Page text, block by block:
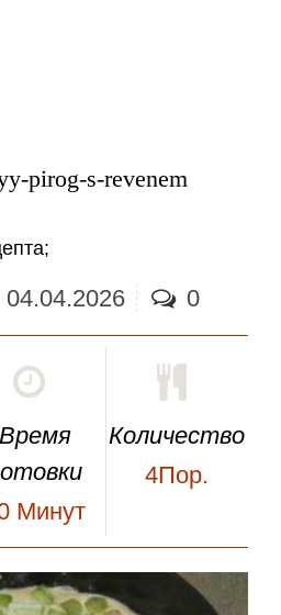
pirog-s-revenem
;
04.04.2026 0
Время
Минут
Количество
4Пор.